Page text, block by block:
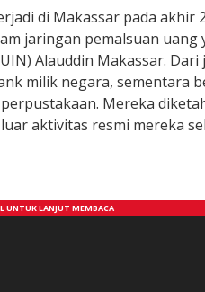
di Makassar pada akhir
jaringan pemalsuan uang
Alauddin Makassar.
milik negara, sementara
Mereka
aktivitas resmi mereka